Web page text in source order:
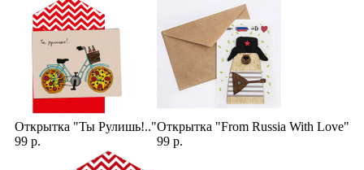
Открытка "Ты Рулишь!.."
99 р.
Открытка "From Russia With Love"
99 р.